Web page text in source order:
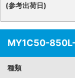
(参考出荷日)
MY1C50-
種類